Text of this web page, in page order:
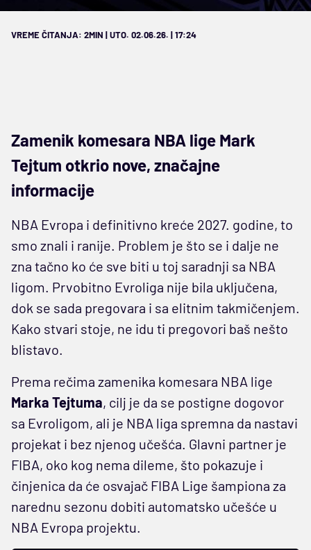
VREME ČITANJA: 2MIN | UTO. 02.06.26. | 17:24
Zamenik komesara NBA lige Mark
Tejtum otkrio nove, značajne
informacije
NBA Evropa i definitivno kreće 2027. godine, to
smo znali i ranije. Problem je što se i dalje ne
zna tačno ko će sve biti u toj saradnji sa NBA
ligom. Prvobitno Evroliga nije bila uključena,
dok se sada pregovara i sa elitnim takmičenjem.
Kako stvari stoje, ne idu ti pregovori baš nešto
blistavo.
Prema rečima zamenika komesara NBA lige
Marka Tejtuma, cilj je da se postigne dogovor
sa Evroligom, ali je NBA liga spremna da nastavi
projekat i bez njenog učešća. Glavni partner je
FIBA, oko kog nema dileme, što pokazuje i
činjenica da će osvajač FIBA Lige šampiona za
narednu sezonu dobiti automatsko učešće u
NBA Evropa projektu.